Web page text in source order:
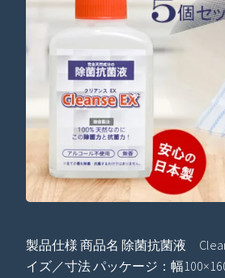
製品仕様 商品名 除菌抗菌液
イズ／寸法 パッケージ：幅